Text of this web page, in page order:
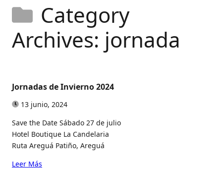
Category
Archives: jornada
Jornadas de Invierno 2024
13 junio, 2024
Save the Date Sábado 27 de julio
Hotel Boutique La Candelaria
Ruta Areguá Patiño, Areguá
Leer Más